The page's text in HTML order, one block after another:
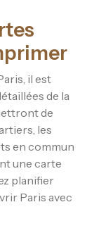
il est
de la
de
les
en commun
une carte
planifier
Paris avec